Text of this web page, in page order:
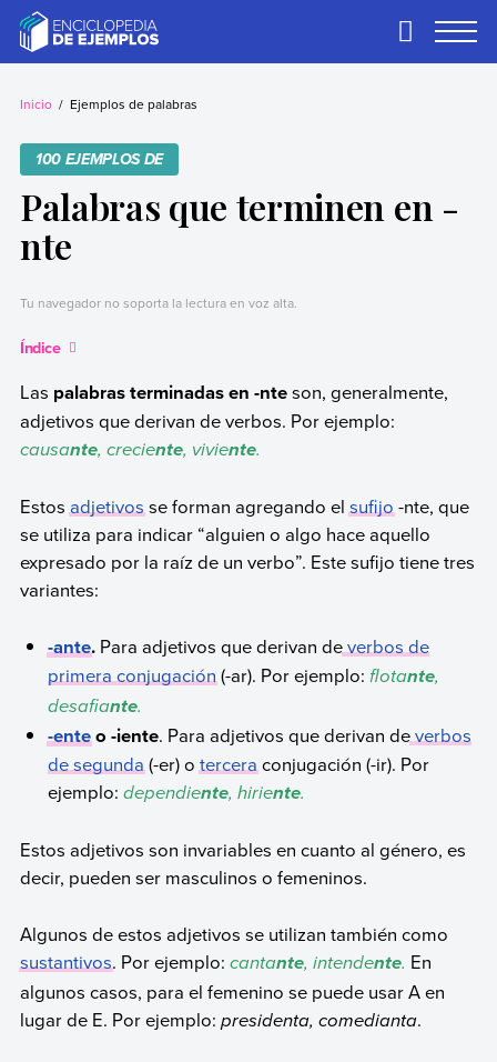
contentEjemplos
Necesitas ejemplos.
Primary
Inicio Ejemplos de palabras
100 EJEMPLOS DE
Palabras que terminen en -
nte
Tu navegador no soporta la lectura en voz alta.
Índice
Las palabras terminadas en -nteson, generalmente,
adjetivos que derivan de verbos. Por ejemplo:
causante, creciente, viviente.
Estosadjetivosse forman agregando elsufijo-nte, que
se utiliza para indicar “alguien o algo hace aquello
expresado por la raíz de un verbo”. Este sufijo tiene tres
variantes:
-ante. Para adjetivos que derivan deverbos de
primera conjugación(-ar). Por ejemplo:flotante,
desafiante.
-enteo -iente. Para adjetivos que derivan deverbos
de segunda(-er) oterceraconjugación (-ir). Por
ejemplo:dependiente, hiriente.
Estos adjetivos son invariables en cuanto al género, es
decir, pueden ser masculinos o femeninos.
Algunos de estos adjetivos se utilizan también como
sustantivos. Por ejemplo: cantante, intendente. En
algunos casos, para el femenino se puede usar A en
lugar de E. Por ejemplo: presidenta, comedianta.